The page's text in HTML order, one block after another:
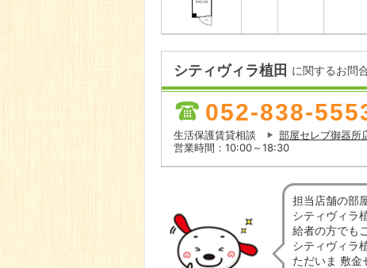
シティヴィラ植田 に関するお問
052-838-
生活保護賃貸相談
部屋セレブ御器所
営業時間：10:00～18:30
担当店舗の部
シティヴィラ
給者の方でも
シティヴィラ
ただいま 敷金